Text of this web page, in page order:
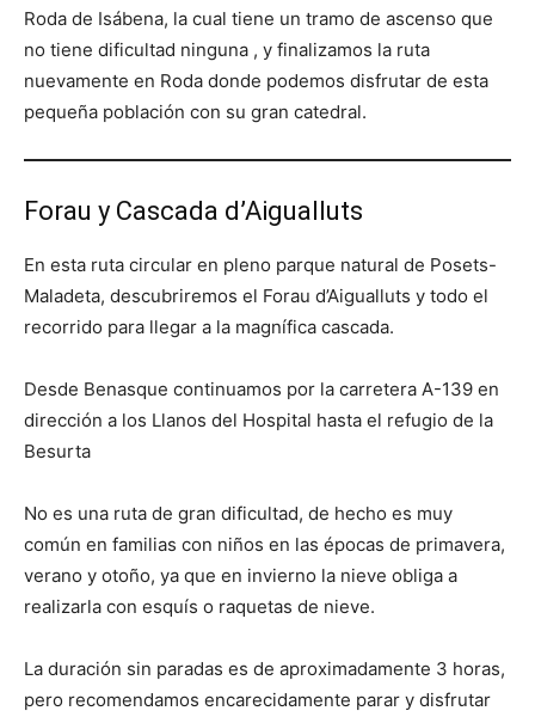
Roda de Isábena, la cual tiene un tramo de ascenso que
no tiene dificultad ninguna , y finalizamos la ruta
nuevamente en Roda donde podemos disfrutar de esta
pequeña población con su gran catedral.
Forau y Cascada d’Aigualluts
En esta ruta circular en pleno parque natural de Posets-
Maladeta, descubriremos el Forau d’Aigualluts y todo el
recorrido para llegar a la magnífica cascada.
Desde Benasque continuamos por la carretera A-139 en
dirección a los Llanos del Hospital hasta el refugio de la
Besurta
No es una ruta de gran dificultad, de hecho es muy
común en familias con niños en las épocas de primavera,
verano y otoño, ya que en invierno la nieve obliga a
realizarla con esquís o raquetas de nieve.
La duración sin paradas es de aproximadamente 3 horas,
pero recomendamos encarecidamente parar y disfrutar